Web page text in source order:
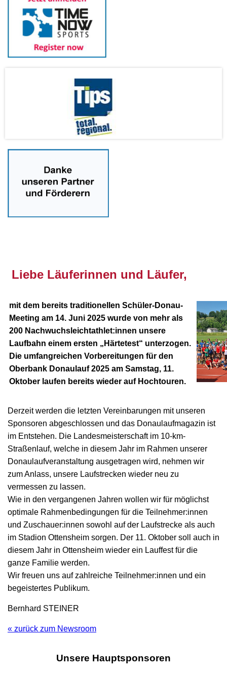
Liebe Läuferinnen und Läufer,
mit dem bereits traditionellen Schüler-Donau-
Meeting am 14. Juni 2025 wurde von mehr als
200 Nachwuchsleichtathlet:innen unsere
Laufbahn einem ersten „Härtetest“ unterzogen.
Die umfangreichen Vorbereitungen für den
Oberbank Donaulauf 2025 am Samstag, 11.
Oktober laufen bereits wieder auf Hochtouren.
Derzeit werden die letzten Vereinbarungen mit unseren
Sponsoren abgeschlossen und das Donaulaufmagazin ist
im Entstehen. Die Landesmeisterschaft im 10-km-
Straßenlauf, welche in diesem Jahr im Rahmen unserer
Donaulaufveranstaltung ausgetragen wird, nehmen wir
zum Anlass, unsere Laufstrecken wieder neu zu
vermessen zu lassen.
Wie in den vergangenen Jahren wollen wir für möglichst
optimale Rahmenbedingungen für die Teilnehmer:innen
und Zuschauer:innen sowohl auf der Laufstrecke als auch
im Stadion Ottensheim sorgen. Der 11. Oktober soll auch in
diesem Jahr in Ottensheim wieder ein Lauffest für die
ganze Familie werden.
Wir freuen uns auf zahlreiche Teilnehmer:innen und ein
begeistertes Publikum.
Bernhard STEINER
« zurück zum Newsroom
Unsere Hauptsponsoren